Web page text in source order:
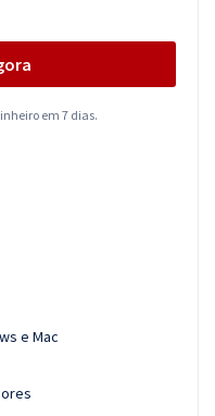
em 7 dias.
e Mac